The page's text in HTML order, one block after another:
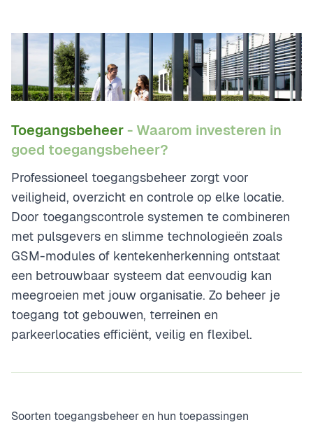
Toegangsbeheer- Waarom investeren in
goed toegangsbeheer?
Professioneel toegangsbeheer zorgt voor
veiligheid, overzicht en controle op elke locatie.
Door toegangscontrole systemen te combineren
met pulsgevers en slimme technologieën zoals
GSM-modules of kentekenherkenning ontstaat
een betrouwbaar systeem dat eenvoudig kan
meegroeien met jouw organisatie. Zo beheer je
toegang tot gebouwen, terreinen en
parkeerlocaties efficiënt, veilig en flexibel.
Soorten toegangsbeheer en hun toepassingen